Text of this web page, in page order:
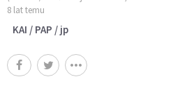
8 lat temu
KAI / PAP / jp